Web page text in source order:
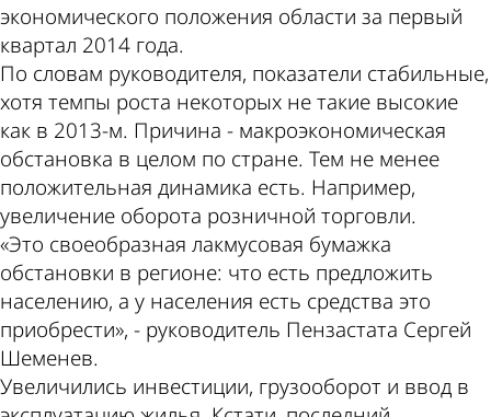
экономического положения области за первый
квартал 2014 года.
По словам руководителя, показатели стабильные,
хотя темпы роста некоторых не такие высокие
как в 2013-м. Причина - макроэкономическая
обстановка в целом по стране. Тем не менее
положительная динамика есть. Например,
увеличение оборота розничной торговли.
«Это своеобразная лакмусовая бумажка
обстановки в регионе: что есть предложить
населению, а у населения есть средства это
приобрести», - руководитель Пензастата Сергей
Шеменев.
Увеличились инвестиции, грузооборот и ввод в